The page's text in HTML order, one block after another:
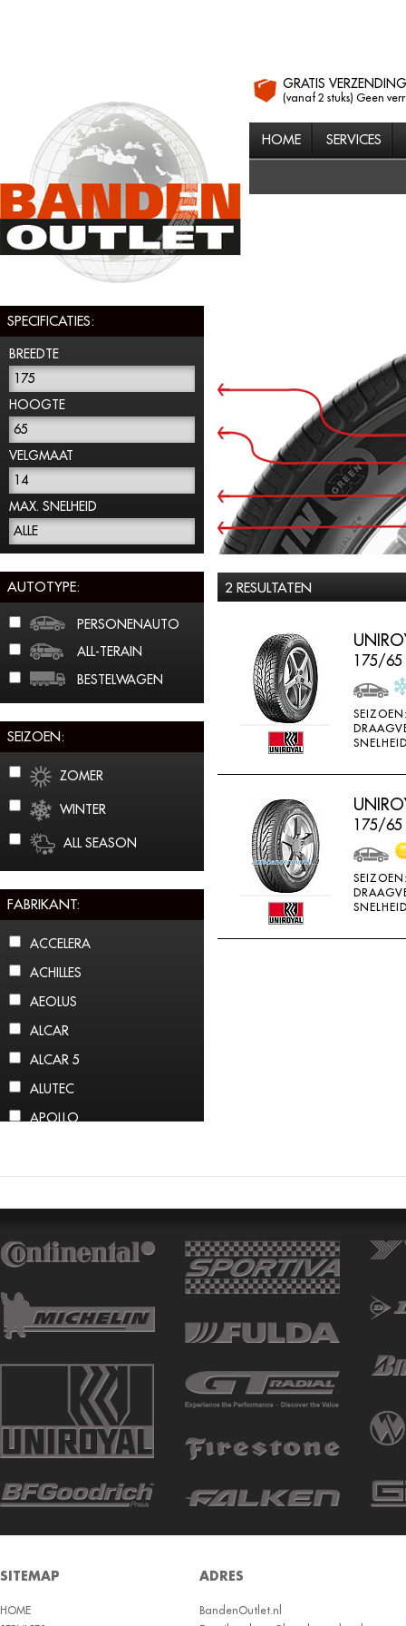
GRATIS VERZENDING
(vanaf 2 stuks) Geen
HOME SERVICES
SPECIFICATIES:
BREEDTE
175
HOOGTE
65
VELGMAAT
14
MAX. SNELHEID
ALLE
AUTOTYPE:
PERSONENAUTO
ALL-TERAIN
BESTELWAGEN
SEIZOEN:
ZOMER
WINTER
ALL SEASON
FABRIKANT:
ACCELERA
ACHILLES
AEOLUS
ALCAR
ALCAR 5
ALUTEC
APOLLO
ARROWSPEED
ATLAS
AUTOGREEN
AUTOGUARD
BARUM W
BCT
BF GOODRICH
BOTO
BRIDGESTON
2 RESULTATEN
175/65
175/65
SITEMAP
HOME
ADRES
BandenOutlet.nl